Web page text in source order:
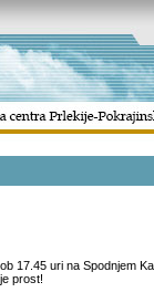
17.45 uri na Spodnjem
prost!